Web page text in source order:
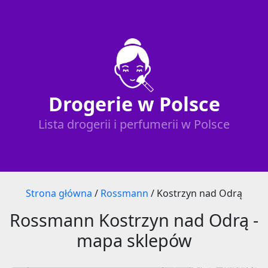
Drogerie w Polsce
Lista drogerii i perfumerii w Polsce
Strona główna / Rossmann / Kostrzyn nad Odrą
Rossmann Kostrzyn nad Odrą -
mapa sklepów